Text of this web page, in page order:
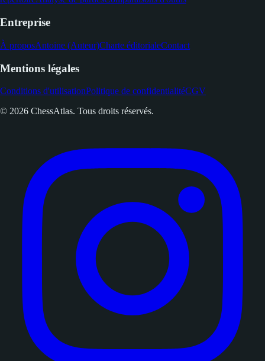
Entreprise
À proposAntoine (Auteur)Charte éditorialeContact
Mentions légales
Conditions d'utilisationPolitique de confidentialitéCGV
© 2026 ChessAtlas. Tous droits réservés.